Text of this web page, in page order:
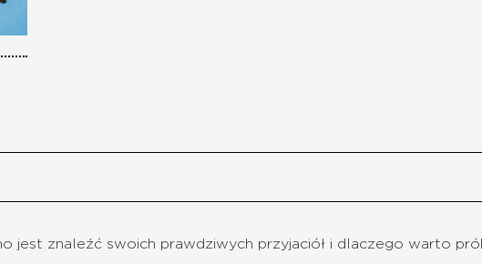
jest znaleźć swoich prawdziwych przyjaciół i dlaczego warto